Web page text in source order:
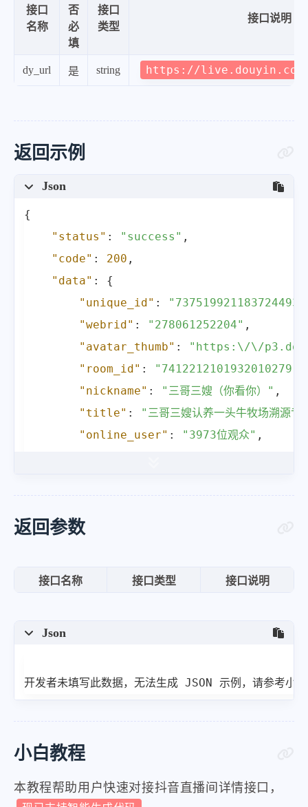
接口
名称
否
必
填
接口
类型
接口说明
dy_url 是 string https://live.douyin.com/
返回示例
Json
{
"status" : "success" ,
"code" : 200 ,
"data" :
{
"unique_id" :
"webrid" : "278061252204" ,
"avatar_thumb" :
"https:\/\/
"room_id" : "7412212101932010279"
"nickname" : "三哥三嫂（你看你）" ,
"title" :
"三哥三嫂认养一头牛牧场溯源专
"online_user" : "3973位观众" ,
"media"
"FULL_HD1"
"quality": "标清",
"media": "SD1",
"url":
"http:\/\/pull-flv-
"quality": "高清",
返回参数
接口名称 接口类型 接口说明
Json
开发者未填写此数据，无法生成 JSON 示例，请参考小
小白教程
本教程帮助用户快速对接抖音直播间详情接口，